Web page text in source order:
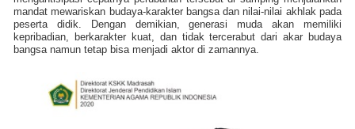
mandat mewariskan budaya-karakter bangsa dan nilai-nilai akhlak pada
peserta didik. Dengan demikian, generasi muda akan memiliki
kepribadian, berkarakter kuat, dan tidak tercerabut dari akar budaya
bangsa namun tetap bisa menjadi aktor di zamannya.